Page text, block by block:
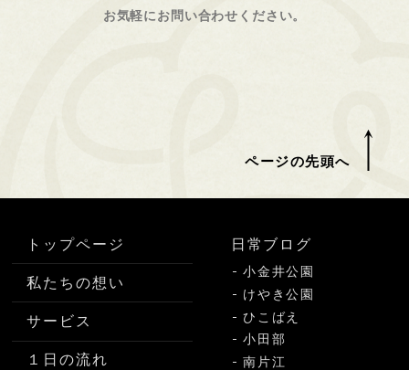
お気軽にお問い合わせください。
ページの先頭へ
トップページ
私たちの想い
サービス
１日の流れ
日常ブログ
小金井公園
けやき公園
ひこばえ
小田部
南片江